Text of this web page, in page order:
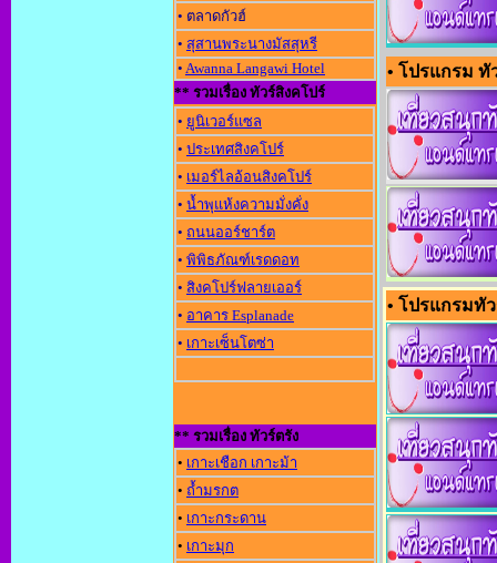
• ตลาดกัวฮ์
• สุสานพระนางมัสสุหรี
• Awanna Langawi Hotel
** รวมเรื่อง ทัวร์สิงคโปร์
• ยูนิเวอร์แซล
• ประเทศสิงคโปร์
• เมอร์ไลอ้อนสิงคโปร์
• น้ำพุแห้งความมั่งคั่ง
• ถนนออร์ชาร์ต
• พิพิธภัณฑ์เรดดอท
• สิงคโปร์ฟลายเออร์
• อาคาร Esplanade
• เกาะเซ็นโตซ่า
** รวมเรื่อง ทัวร์ตรัง
• เกาะเชือก เกาะม้า
• ถ้ำมรกต
• เกาะกระดาน
• เกาะมุก
• โปรแกรม ทั
• โปรแกรมทั